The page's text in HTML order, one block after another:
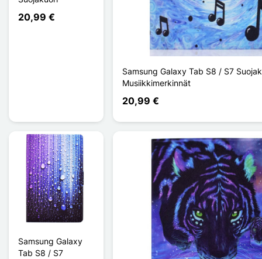
20,99 €
Samsung Galaxy Tab S8 / S7
Musiikkimerkinnät
20,99 €
Samsung Galaxy
Tab S8 / S7